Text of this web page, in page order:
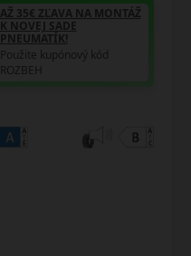
AŽ 35€ ZĽAVA NA MONTÁŽ
K NOVEJ SADE
PNEUMATÍK!
Použite kupónový kód
ROZBEH